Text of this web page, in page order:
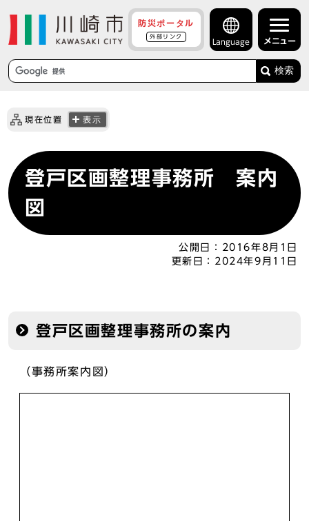
防災ポータル
外部リンク
Language メニュー
検索
現在位置 表示
登戸区画整理事務所 案内
図
公開日：
2016年8月1日
更新日： 2024年9月11日
登戸区画整理事務所の案内
（事務所案内図）